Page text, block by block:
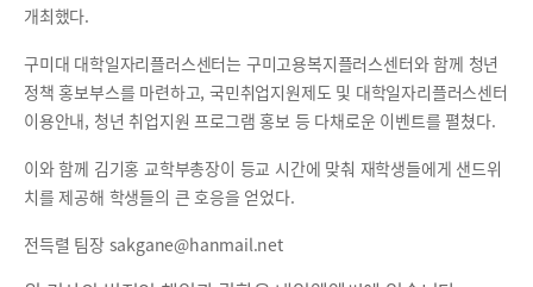
개최했다.
구미대 대학일자리플러스센터는 구미고용복지플러스센터와 함께 청년
정책 홍보부스를 마련하고, 국민취업지원제도 및 대학일자리플러스센터
이용안내, 청년 취업지원 프로그램 홍보 등 다채로운 이벤트를 펼쳤다.
이와 함께 김기홍 교학부총장이 등교 시간에 맞춰 재학생들에게 샌드위
치를 제공해 학생들의 큰 호응을 얻었다.
전득렬 팀장 sakgane@hanmail.net